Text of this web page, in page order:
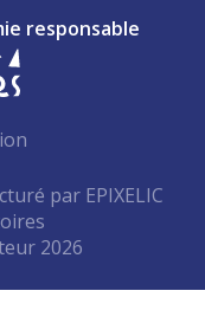
responsable
par EPIXELIC
2026